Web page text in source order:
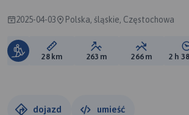
2025-04-03 Polska, śląskie, Częstochowa
Długość trasy:
28 km Suma przewyższeń:
263 m Suma
266 m 2 h
dojazd umieść